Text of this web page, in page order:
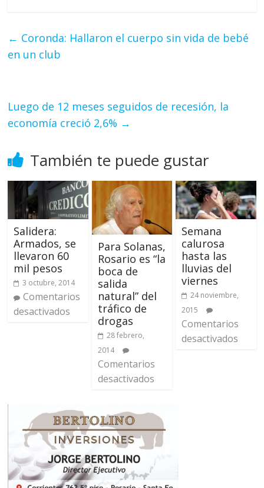
← Coronda: Hallaron el cuerpo sin vida de bebé
en un club
Luego de 12 meses seguidos de recesión, la
economía creció 2,6% →
También te puede gustar
Salidera:
Armados, se
llevaron 60
mil pesos
3 octubre, 2014
Comentarios
desactivados
Para Solanas,
Rosario es “la
boca de
salida
natural” del
tráfico de
drogas
28 febrero,
2014
Comentarios
desactivados
Semana
calurosa
hasta las
lluvias del
viernes
24 noviembre,
2015
Comentarios
desactivados